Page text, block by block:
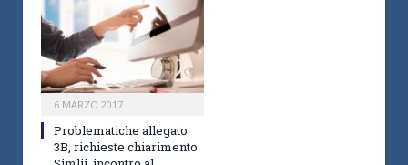
6 MARZO 2017
Problematiche allegato
3B, richieste chiarimento